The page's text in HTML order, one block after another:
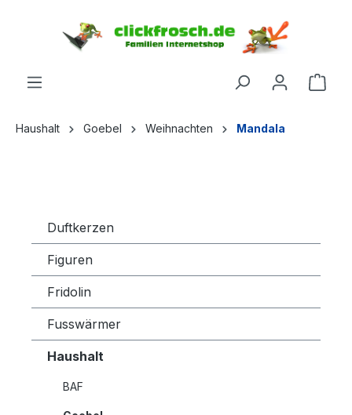
Haushalt Goebel Weihnachten Mandala
Duftkerzen
Figuren
Fridolin
Fusswärmer
Haushalt
BAF